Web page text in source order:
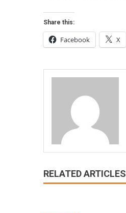
Share this:
Facebook X
RELATED ARTICLES